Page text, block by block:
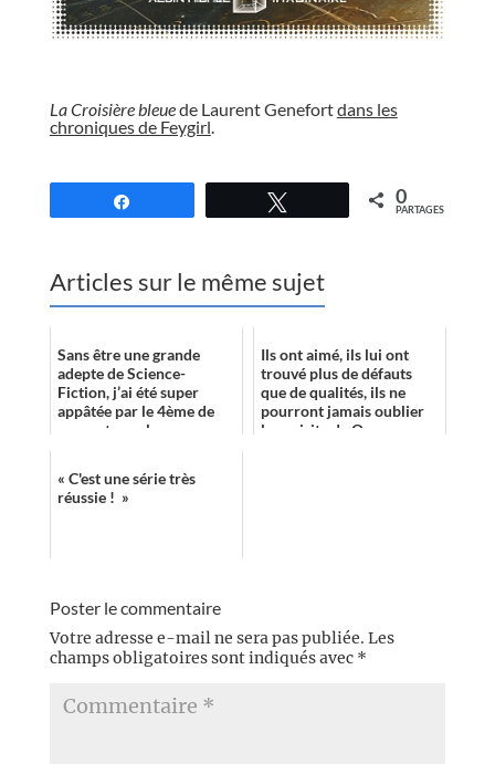
La Croisière bleuede Laurent Genefortdans les
chroniques de Feygirl.
0
PARTAGES
Articles sur le même sujet
Sans être une grande
adepte de Science-
Fiction, j’ai été super
appâtée par le 4ème de
couverture –le voyage
Ils ont aimé, ils lui ont
trouvé plus de défauts
que de qualités, ils ne
pourront jamais oublier
leur visite de Qaanaaq...
« C'est une série très
réussie ! »
Poster le commentaire
Votre adresse e-mail ne sera pas publiée. Les
champs obligatoires sont indiqués avec *